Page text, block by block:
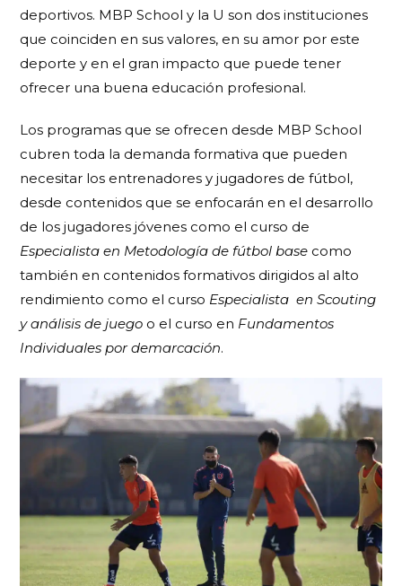
deportivos. MBP School y la U son dos instituciones
que coinciden en sus valores, en su amor por este
deporte y en el gran impacto que puede tener
ofrecer una buena educación profesional.
Los programas que se ofrecen desde MBP School
cubren toda la demanda formativa que pueden
necesitar los entrenadores y jugadores de fútbol,
desde contenidos que se enfocarán en el desarrollo
de los jugadores jóvenes como el curso de
Especialista en Metodología de fútbol base como
también en contenidos formativos dirigidos al alto
rendimiento como el curso Especialista en Scouting
y análisis de juego o el curso en Fundamentos
Individuales por demarcación.